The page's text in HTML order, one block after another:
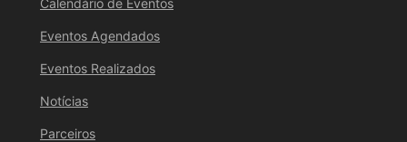
Calendário de Eventos
Eventos Agendados
Eventos Realizados
Notícias
Parceiros